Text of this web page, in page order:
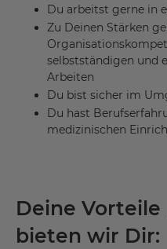
Du arbeitst gerne in
Zu Deinen Stärken
selbstständigen und
Arbeiten
Du bist sicher im
Du hast
medizinischen
Deine Vorteile
bieten wir Dir: